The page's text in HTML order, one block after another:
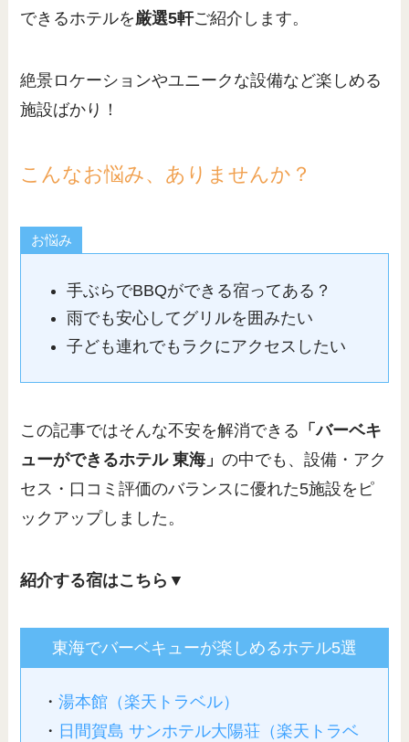
できるホテルを厳選5軒ご紹介します。
絶景ロケーションやユニークな設備など楽しめる
施設ばかり！
こんなお悩み、ありませんか？
お悩み
手ぶらでBBQができる宿ってある？
雨でも安心してグリルを囲みたい
子ども連れでもラクにアクセスしたい
この記事ではそんな不安を解消できる 「バーベキ
ューができるホテル 東海」の中でも、設備・アク
セス・口コミ評価のバランスに優れた5施設をピ
ックアップしました。
紹介する宿はこちら▼
東海でバーベキューが楽しめるホテル5選
・ 湯本館（楽天トラベル）
・ 日間賀島 サンホテル大陽荘（楽天トラベ